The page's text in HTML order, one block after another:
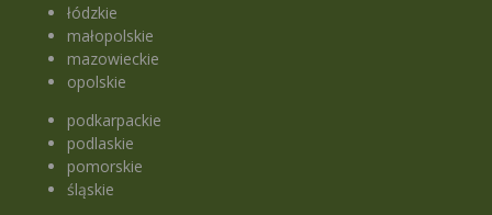
łódzkie
małopolskie
mazowieckie
opolskie
podkarpackie
podlaskie
pomorskie
śląskie